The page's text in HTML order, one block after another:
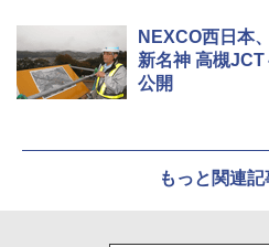
NEXCO西日本
新名神 高槻
公開
もっと関連